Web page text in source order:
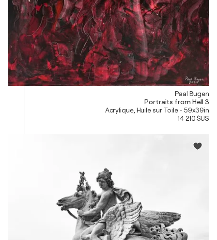
Paal Bugen
Portraits from Hell 3
Acrylique, Huile sur Toile - 59x39in
14 210 $US